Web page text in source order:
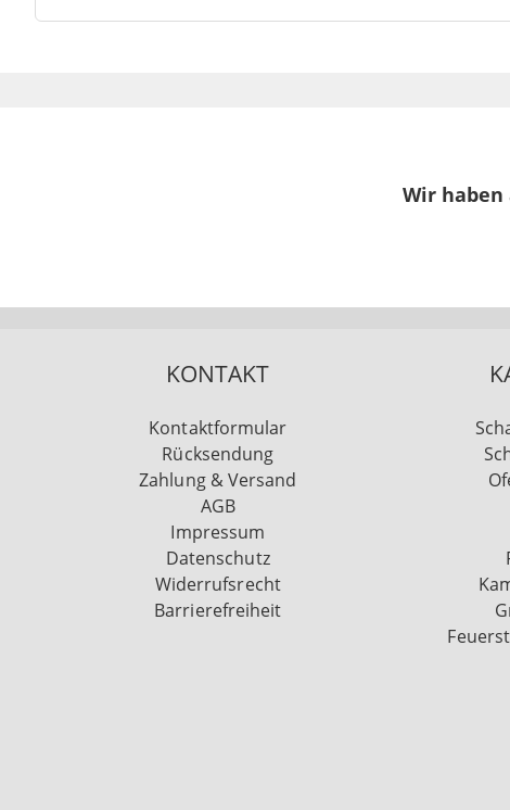
Wir
KONTAKT
Kontaktformular
Rücksendung
Zahlung & Versand
AGB
Impressum
Datenschutz
Widerrufsrecht
Barrierefreiheit